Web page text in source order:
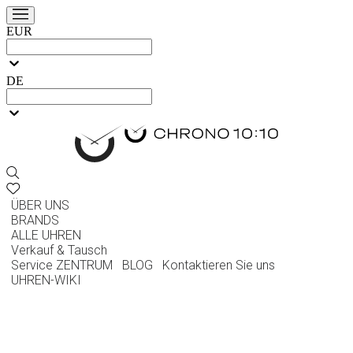
EUR
DE
ÜBER UNS
BRANDS
ALLE UHREN
Verkauf & Tausch
Service ZENTRUM
BLOG
Kontaktieren Sie uns
UHREN-WIKI